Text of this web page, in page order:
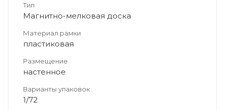
Тип
Магнитно-мелковая доска
Материал рамки
пластиковая
Размещение
настенное
Варианты упаковок
1/72